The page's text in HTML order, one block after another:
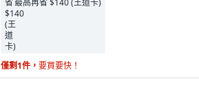
僅剩1件， 要買要快！